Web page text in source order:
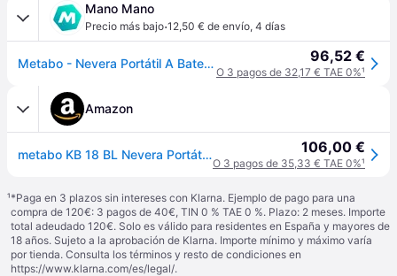
Mano Mano
Precio más bajo·12,50 € de envío, 4 días
Metabo - Nevera Portátil A Batería Kb 18 Bl – 600791850 – 18 V – Caja Frigorífica Bloqueable Con Función De Mantenimiento De Calor – Con Abrebotellas Y Motor Brushless – Sin Batería Ni Cargador 96,52 €
O 3 pagos de 32,17 € TAE 0%¹
Amazon
metabo KB 18 BL Nevera Portátil a Batería, Caja Frigorífica de 18 V 106,00 €
O 3 pagos de 35,33 € TAE 0%¹
¹*Paga en 3 plazos sin intereses con Klarna. Ejemplo de pago para una
compra de 120€: 3 pagos de 40€, TIN 0 % TAE 0 %. Plazo: 2 meses. Importe
total adeudado 120€. Solo es válido para residentes en España y mayores de
18 años. Sujeto a la aprobación de Klarna. Importe mínimo y máximo varía
por tienda. Consulta los términos y resto de condiciones en
https://www.klarna.com/es/legal/.